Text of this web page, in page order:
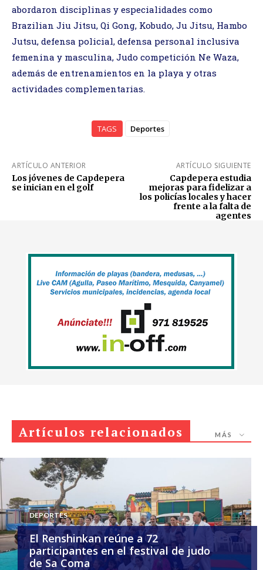
abordaron disciplinas y especialidades como
Brazilian Jiu Jitsu, Qi Gong, Kobudo, Ju Jitsu, Hambo
Jutsu, defensa policial, defensa personal inclusiva
femenina y masculina, Judo competición Ne Waza,
además de entrenamientos en la playa y otras
actividades complementarias.
TAGS Deportes
ARTÍCULO ANTERIOR
Los jóvenes de Capdepera
se inician en el golf
ARTÍCULO SIGUIENTE
Capdepera estudia
mejoras para fidelizar a
los policías locales y hacer
frente a la falta de
agentes
Artículos relacionados MÁS
DEPORTES
El Renshinkan reúne a 72
participantes en el festival de judo
de Sa Coma